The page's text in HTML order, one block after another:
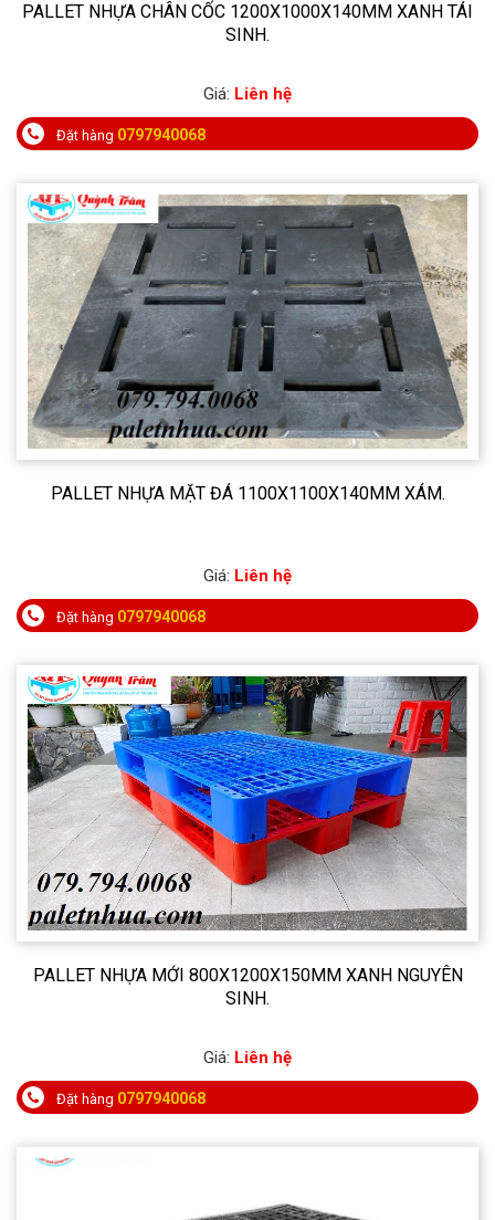
PALLET NHỰA CHÂN CỐC 1200X1000X140MM XANH TÁI
SINH.
Giá: Liên hệ
Đặt hàng 0797940068
PALLET NHỰA MẶT ĐÁ 1100X1100X140MM XÁM.
Giá: Liên hệ
Đặt hàng 0797940068
PALLET NHỰA MỚI 800X1200X150MM XANH NGUYÊN
SINH.
Giá: Liên hệ
Đặt hàng 0797940068